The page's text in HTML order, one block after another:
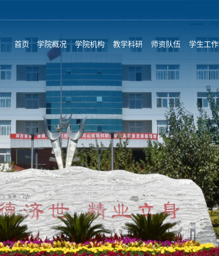
首页 学院概况 学院机构 教学科研 师资队伍 学生工作